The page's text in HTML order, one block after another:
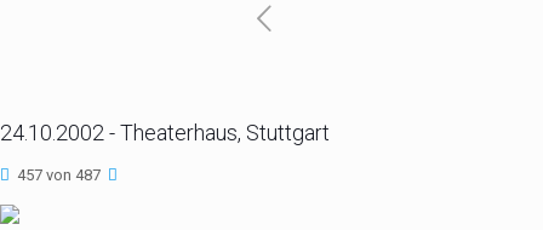
24.10.2002 - Theaterhaus, Stuttgart
457 von 487